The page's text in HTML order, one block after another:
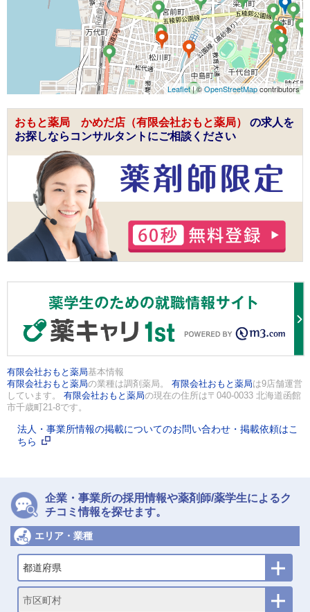
Leaflet| ©OpenStreetMapcontributors
おもと薬局 かめだ店（有限会社おもと薬局） の求人を
お探しならコンサルタントにご相談ください
有限会社おもと薬局基本情報
有限会社おもと薬局の業種は調剤薬局。 有限会社おもと薬局は9店舗運営
しています。 有限会社おもと薬局の現在の住所は〒040-0033 北海道函館
市千歳町21-8です。
法人・事業所情報の掲載についてのお問い合わせ・掲載依頼はこ
ちら
企業・事業所の採用情報や薬剤師/薬学生によるク
チコミ情報を探せます。
エリア・業種
都道府県
市区町村